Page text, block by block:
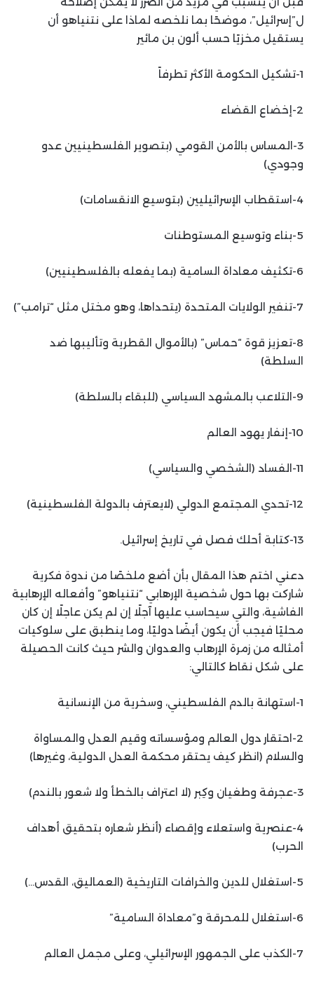
ل”إسرائيل”، موضحًا بما نلخصه لماذا على نتنياهو أن
يستقيل مخزيًا حسب ألون بن مائير
1-تشكيل الحكومة الأكثر تطرفاً
2-إخضاع القضاء
3-المساس بالأمن القومي (بتصوير الفلسطينيين عدو
وجودي)
4-استقطاب الإسرائيليين (بتوسيع الانقسامات)
5-بناء وتوسيع المستوطنات
6-تكثيف معاداة السامية (بما يفعله بالفلسطينيين)
7-تنفير الولايات المتحدة (يتحداها، وهو مختل مثل “ترامب”)
8-تعزيز قوة “حماس” (بالأموال القطرية وتأليبها ضد
السلطة)
9-التلاعب بالمشهد السياسي (للبقاء بالسلطة)
10-إنفار يهود العالم
11-الفساد (الشخصي والسياسي)
12-تحدي المجتمع الدولي (لايعترف بالدولة الفلسطينية)
13-كتابة أحلك فصل في تاريخ إسرائيل.
دعني اختم هذا المقال بأن أضع ملخصًا من ندوة فكرية
شاركت بها حول شخصية الإرهابي “نتنياهو” وأفعاله الإرهابية
الفاشية، والتي سيحاسب عليها آجلًا إن لم يكن عاجلًا إن كان
محليًا فيجب أن يكون أيضًا دوليًا، وما ينطبق على سلوكيات
أمثاله من زمرة الإرهاب والعدوان والشر حيث كانت الحصيلة
على شكل نقاط كالتالي:
1-استهانة بالدم الفلسطيني، وسخرية من الإنسانية
2-احتقار دول العالم ومؤسساته وقيم العدل والمساواة
والسلام (انظر كيف يحتقر محكمة العدل الدولية، وغيرها)
3-عجرفة وطغيان وكِبر (لا اعتراف بالخطأ ولا شعور بالندم)
4-عنصرية واستعلاء وإقصاء (أنظر شعاره بتحقيق أهداف
الحرب)
5-استغلال للدين والخرافات التاريخية (العماليق، القدس…)
6-استغلال للمحرقة و”معاداة السامية”
7-الكذب على الجمهور الإسرائيلي، وعلى مجمل العالم